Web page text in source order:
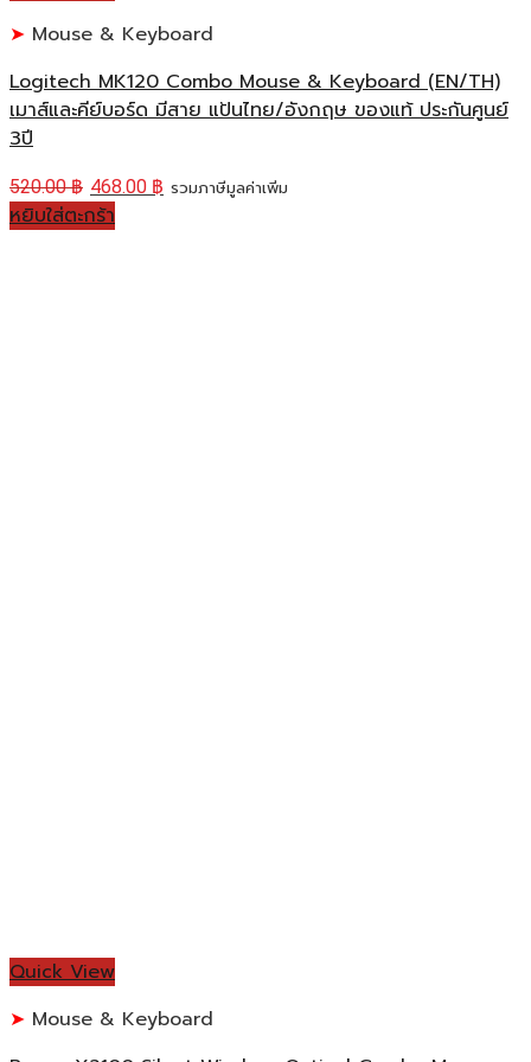
Mouse & Keyboard
Logitech MK120 Combo Mouse & Keyboard (EN/TH)
เมาส์และคีย์บอร์ด มีสาย แป้นไทย/อังกฤษ ของแท้ ประกันศูนย์
3ปี
520.00฿ 468.00 ฿ รวมภาษีมูลค่าเพิ่ม
หยิบใส่ตะกร้า
Quick View
Mouse & Keyboard